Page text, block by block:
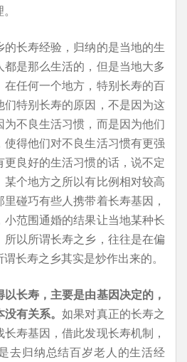
长寿经验，归纳的是当地的生
是那么生活的，但是当地大多
任何一个地方，特别长寿的百
特别长寿的原因，不是因为这
不良生活习惯，而是因为他们
得他们对不良生活习惯有更强
良好的生活习惯的话，说不定
个地方之所以有比例相对较高
碰巧有些人携带着长寿基因，
范围通婚的结果让当地某种长
以所谓长寿之乡，往往是在偏
长寿之乡其实是炒作出来的。
长寿，主要是由基因决定的，
没有关系。如果对真正的长寿之
寿基因，借此发现长寿机制，
去归纳总结百岁老人的生活经